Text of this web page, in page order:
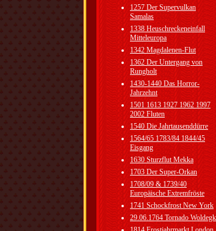
1257 Der Supervulkan
Samalas
1338 Heuschreckeneinfall
Mitteleuropa
1342 Magdalenen-Flut
1362 Der Untergang von
Rungholt
1430-1440 Das Horror-
Jahrzehnt
1501 1613 1927 1962 1997
2002 Fluten
1540 Die Jahrtausenddürre
1564/65 1783/84 1844/45
Eisgang
1630 Sturzflut Mekka
1703 Der Super-Orkan
1708/09 & 1739/40
Europäische Extremfröste
1741 Schockfrost New York
29.06.1764 Tornado Woldegk